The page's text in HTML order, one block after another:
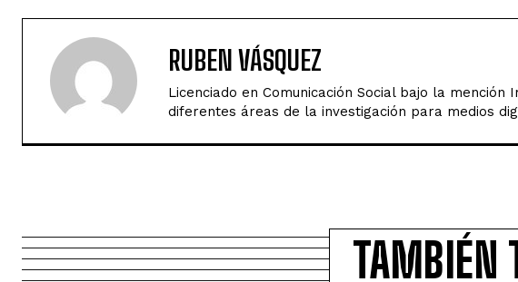
RUBEN VÁSQUEZ
Licenciado en Comunicación Social bajo la
diferentes áreas de la investigación para medios
TAMBIÉN